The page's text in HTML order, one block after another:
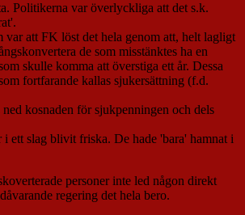
Politikerna var överlyckliga att det s.k.
var att FK löst det hela genom att, helt lagligt
de som misstänktes ha en
skulle komma att överstiga ett år. Dessa
fortfarande kallas sjukersättning (f.d.
kosnaden för sjukpenningen och dels
ett slag blivit friska. De hade 'bara' hamnat i
personer inte led någon direkt
regering det hela bero.